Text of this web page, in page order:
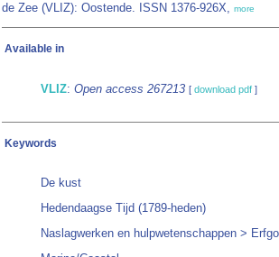
de Zee (VLIZ): Oostende. ISSN 1376-926X, more
Available in
VLIZ: Open access 267213 [ download pdf ]
Keywords
De kust
Hedendaagse Tijd (1789-heden)
Naslagwerken en hulpwetenschappen >